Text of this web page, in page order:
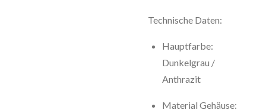
Technische Daten:
Hauptfarbe:
Dunkelgrau /
Anthrazit
Material Gehäuse: